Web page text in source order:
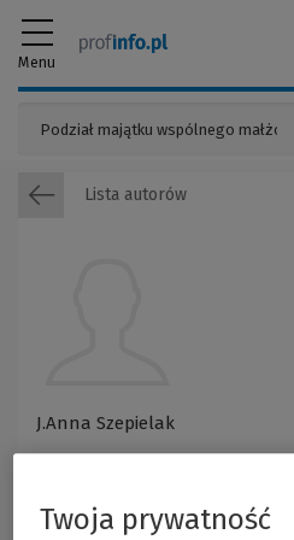
Menu
J.Anna Szepielak
Lista autorów
Twoja prywatność